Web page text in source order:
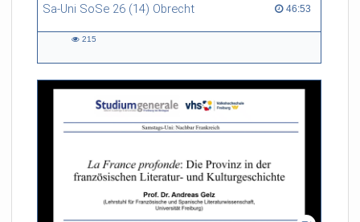
Sa-Uni SoSe 26 (14) Obrecht 46:53
46:53 duration
215